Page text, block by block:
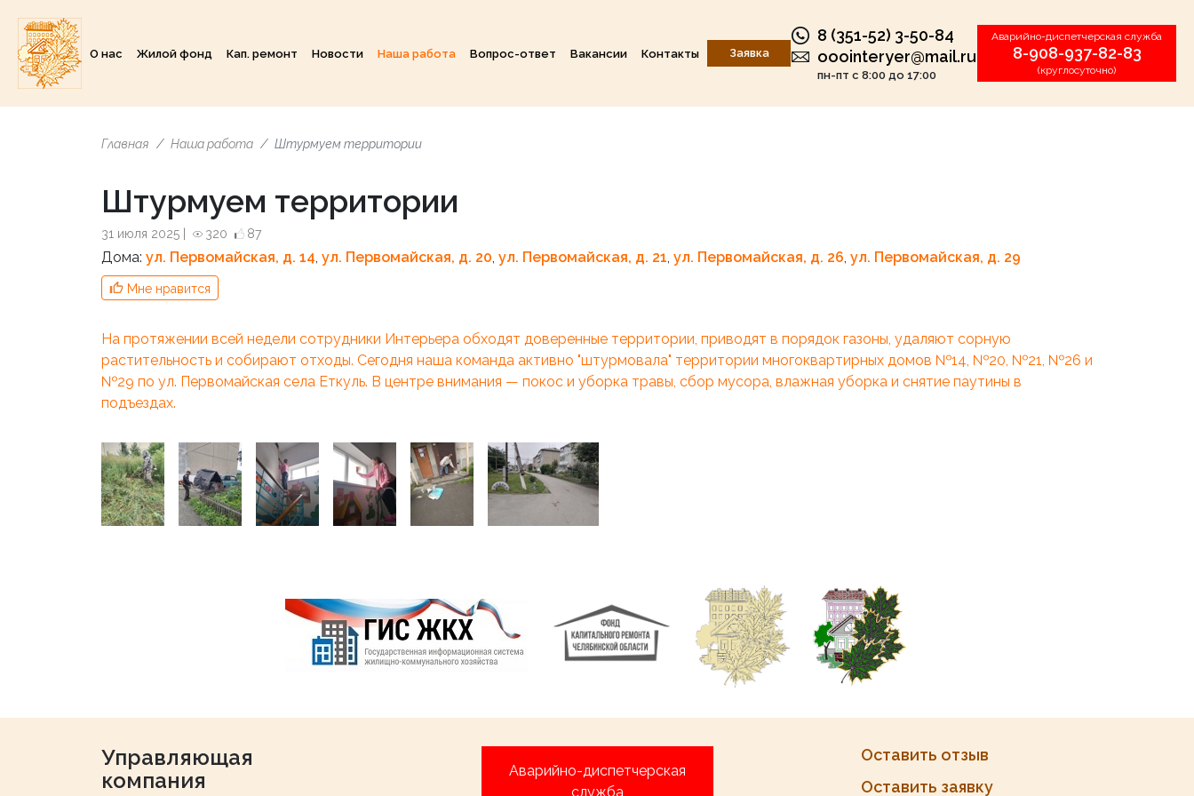
О нас Жилой фонд Кап. ремонт Новости Наша работа Вопрос-ответ Вакансии Контакты Заявка
8 (351-52) 3-50-84
ooointeryer@mail.ru
пн-пт с 8:00 до 17:00
Аварийно-диспетчерская служба
8-908-937-82-83
(круглосуточно)
Главная Наша работа Штурмуем территории
Штурмуем территории
31 июля 2025 | 320 87
Дома: ул. Первомайская, д. 14, ул. Первомайская, д. 20, ул. Первомайская, д. 21, ул. Первомайская, д. 26, ул. Первомайская, д. 29
Мне нравится
На протяжении всей недели сотрудники Интерьера обходят доверенные территории, приводят в порядок газоны, удаляют сорную
растительность и собирают отходы. Сегодня наша команда активно "штурмовала" территории многоквартирных домов №14, №20, №21, №26 и
№29 по ул. Первомайская села Еткуль. В центре внимания — покос и уборка травы, сбор мусора, влажная уборка и снятие паутины в
подъездах.
Управляющая
компания
Аварийно-диспетчерская
служба
Оставить отзыв
Оставить заявку